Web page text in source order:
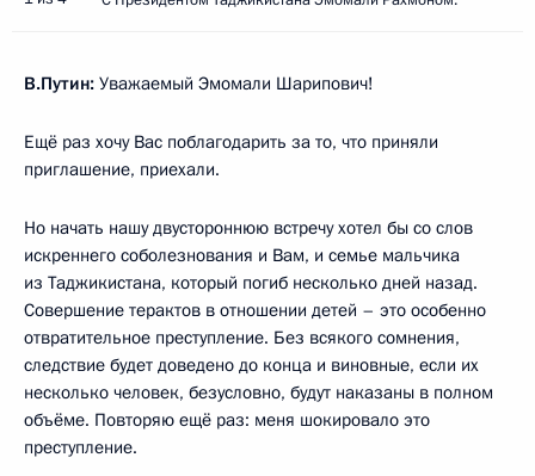
В.Путин: Уважаемый Эмомали Шарипович!
Ещё раз хочу Вас поблагодарить за то, что приняли
приглашение, приехали.
Но начать нашу двустороннюю встречу хотел бы со слов
искреннего соболезнования и Вам, и семье мальчика
из Таджикистана, который погиб несколько дней назад.
Совершение терактов в отношении детей – это особенно
отвратительное преступление. Без всякого сомнения,
следствие будет доведено до конца и виновные, если их
несколько человек, безусловно, будут наказаны в полном
объёме. Повторяю ещё раз: меня шокировало это
преступление.